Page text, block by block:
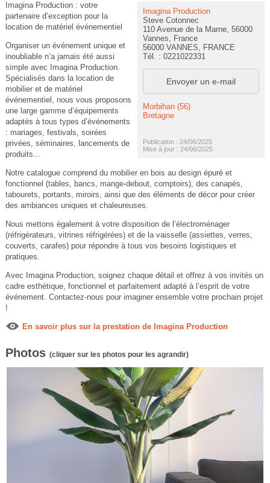
Imagina Production
Steve Cotonnec
110 Avenue de la Marne, 56000
Vannes, France
56000 VANNES, FRANCE
Tél. : 0221022331
Envoyer un e-mail
Morbihan (56)
Bretagne
Publication : 24/06/2025
Mise à jour : 24/06/2025
Imagina Production : votre
partenaire d’exception pour la
location de matériel événementiel
Organiser un événement unique et
inoubliable n’a jamais été aussi
simple avec Imagina Production.
Spécialisés dans la location de
mobilier et de matériel
événementiel, nous vous proposons
une large gamme d’équipements
adaptés à tous types d’événements
: mariages, festivals, soirées
privées, séminaires, lancements de
produits...
Notre catalogue comprend du mobilier en bois au design épuré et
fonctionnel (tables, bancs, mange-debout, comptoirs), des canapés,
tabourets, portants, miroirs, ainsi que des éléments de décor pour créer
des ambiances uniques et chaleureuses.
Nous mettons également à votre disposition de l’électroménager
(réfrigérateurs, vitrines réfrigérées) et de la vaisselle (assiettes, verres,
couverts, carafes) pour répondre à tous vos besoins logistiques et
pratiques.
Avec Imagina Production, soignez chaque détail et offrez à vos invités un
cadre esthétique, fonctionnel et parfaitement adapté à l’esprit de votre
événement. Contactez-nous pour imaginer ensemble votre prochain projet
!
En savoir plus sur la prestation de Imagina Production
Photos (cliquer sur les photos pour les agrandir)